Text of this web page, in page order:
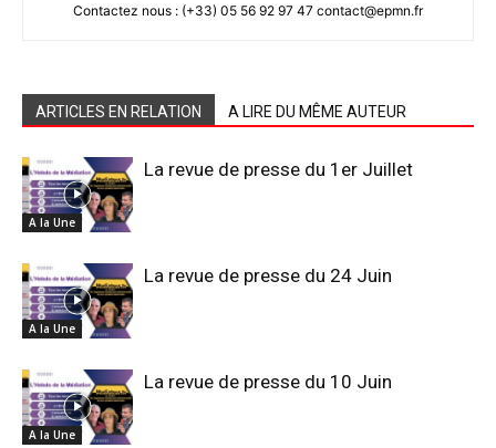
Contactez nous : (+33) 05 56 92 97 47 contact@epmn.fr
ARTICLES EN RELATION A LIRE DU MÊME AUTEUR
A la Une
La revue de presse du 1er Juillet
A la Une
La revue de presse du 24 Juin
A la Une
La revue de presse du 10 Juin